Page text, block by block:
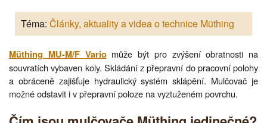
Téma: Články, aktuality a videa o technice Müthing
Müthing MU-M/F Variomůže být pro zvýšení obratnosti na
souvratích vybaven koly. Skládání z přepravní do pracovní polohy
a obráceně zajišťuje hydraulický systém sklápění. Mulčovač je
možné odstavit i v přepravní poloze na vyztuženém povrchu.